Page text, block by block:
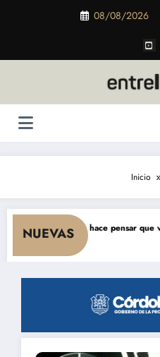
08/08/2026
Inicio
NUEVAS
y nada hace pensar que vaya a